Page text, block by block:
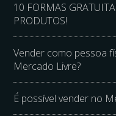
10 FORMAS
PRODUTOS!
Vender como pessoa
Mercado Livre?
É possível vender no